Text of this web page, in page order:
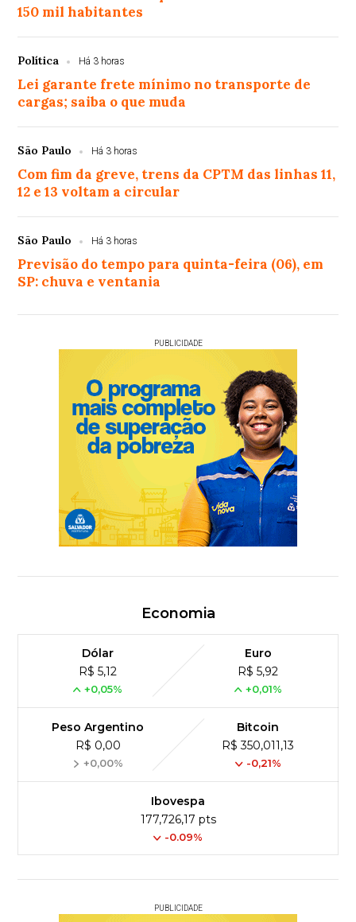
150 mil habitantes
Política Há 3 horas
Lei garante frete mínimo no transporte de
cargas; saiba o que muda
São Paulo Há 3 horas
Com fim da greve, trens da CPTM das linhas 11,
12 e 13 voltam a circular
São Paulo Há 3 horas
Previsão do tempo para quinta-feira (06), em
SP: chuva e ventania
PUBLICIDADE
Economia
Dólar
R$ 5,12
+0,05%
Euro
R$ 5,92
+0,01%
Peso Argentino
R$ 0,00
+0,00%
Bitcoin
R$ 350,011,13
-0,21%
Ibovespa
177,726,17 pts
-0.09%
PUBLICIDADE